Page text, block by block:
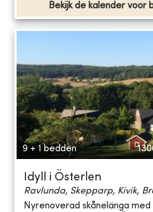
Bekijk de kalender voor
9 + 1 bedden
Idyll i Österlen
Ravlunda, Skepparp, Kivik,
Nyrenoverad skånelänga